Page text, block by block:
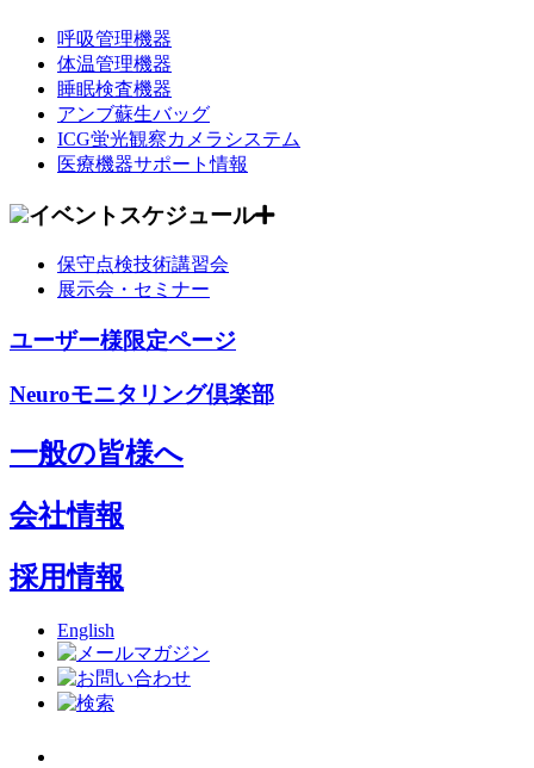
呼吸管理機器
体温管理機器
睡眠検査機器
アンブ蘇生バッグ
ICG蛍光観察カメラシステム
医療機器サポート情報
イベントスケジュール
保守点検技術講習会
展示会・セミナー
ユーザー様限定ページ
Neuroモニタリング倶楽部
一般の皆様へ
会社情報
採用情報
English